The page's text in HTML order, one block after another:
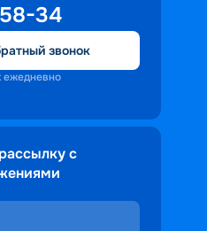
34
звонок
ежедневно
с